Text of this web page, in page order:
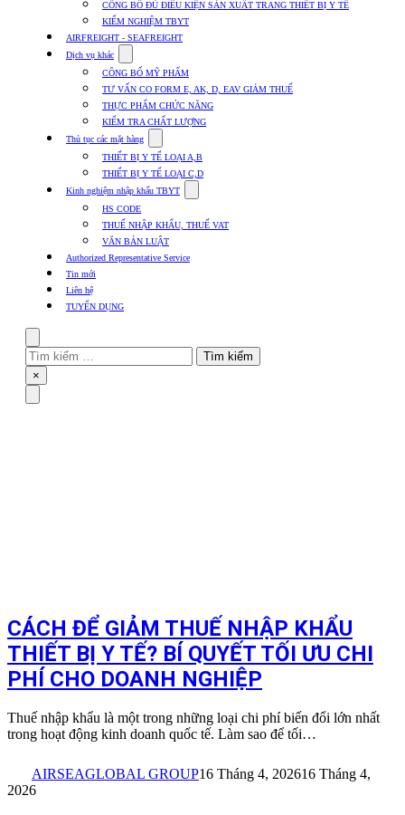
Dịch
vụ
xuất
TBYT
CÔNG BỐ ĐỦ ĐIỀU KIỆN SẢN XUẤT TRANG THIẾT BỊ Y TẾ
KIỂM NGHIỆM TBYT
AIRFREIGHT - SEAFREIGHT
Dịch vụ khác
submenu
for
Dịch
vụ
khác
CÔNG BỐ MỸ PHẨM
TƯ VẤN CO FORM E, AK, D, EAV GIẢM THUẾ
THỰC PHẨM CHỨC NĂNG
KIỂM TRA CHẤT LƯỢNG
Thủ tục các mặt hàng
submenu
for
Thủ
tục
mặt
hàng
THIẾT BỊ Y TẾ LOẠI A,B
THIẾT BỊ Y TẾ LOẠI C,D
Kinh nghiệm nhập khẩu TBYT
submenu
Kinh
HS CODE
THUẾ NHẬP KHẨU, THUẾ VAT
VĂN BẢN LUẬT
Authorized Representative Service
Tin mới
Liên hệ
TUYỂN DỤNG
Tìm
kiếm
cho:
Close
×
CÁCH ĐỂ GIẢM THUẾ NHẬP KHẨU
THIẾT BỊ Y TẾ? BÍ QUYẾT TỐI ƯU CHI
PHÍ CHO DOANH NGHIỆP
Thuế nhập khẩu là một trong những loại chi phí biến đổi lớn nhất
trong hoạt động kinh doanh quốc tế. Làm sao để tối…
AIRSEAGLOBAL GROUP16 Tháng 4, 202616 Tháng 4,
2026